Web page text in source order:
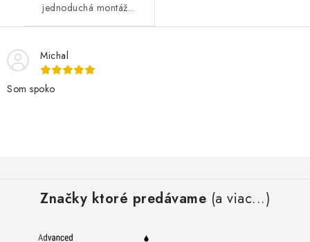
jednoduchá montáž...
Michal
Som spoko
Značky ktoré predávame (a viac...)